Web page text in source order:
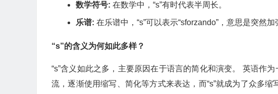
数学符号: 在数学中，“s”有时代表半周长。
乐谱: 在乐谱中，“s”可以表示“sforzando”，意思是突然加
“s”的含义为何如此多样？
“s”含义如此之多，主要原因在于语言的简化和演变。 英语作
流，逐渐使用缩写、简化等方式来表达，而“s”就成为了众多